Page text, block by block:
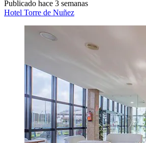
Publicado hace 3 semanas
Hotel Torre de Nuñez